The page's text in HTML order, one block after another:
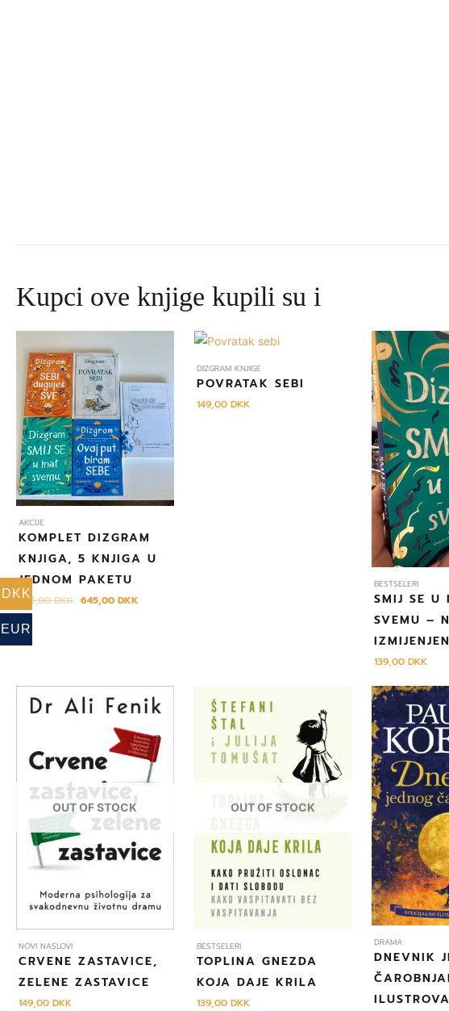
Kupci ove knjige kupili su i
AKCIJE
KOMPLET DIZGRAM
KNJIGA, 5 KNJIGA U
JEDNOM PAKETU
695,00DKK
Izvorna
cijena
bila
je:
695,00 DKK.
645,00 DKK
Trenutna
645,00 DKK.
DIZGRAM KNJIGE
POVRATAK SEBI
149,00 DKK
BESTSELERI
SMIJ SE U
SVEMU –
139,00DKK
OUT OF STOCK
NOVI NASLOVI
CRVENE ZASTAVICE,
ZELENE ZASTAVICE
149,00 DKK
OUT OF STOCK
BESTSELERI
TOPLINA GNEZDA
KOJA DAJE KRILA
139,00 DKK
DRAMA
DNEVNIK
DKK
EUR